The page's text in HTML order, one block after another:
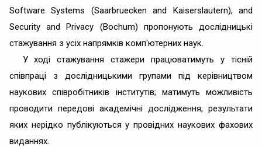
Software Systems (Saarbruecken and Kaiserslautern), and
Security and Privacy (Bochum) пропонують дослідницькі
стажування з усіх напрямків комп'ютерних наук.
У ході стажування стажери працюватимуть у тісній
співпраці з дослідницькими групами під керівництвом
наукових співробітників інститутів; матимуть можливість
проводити передові академічні дослідження, результати
яких нерідко публікуються у провідних наукових фахових
виданнях.